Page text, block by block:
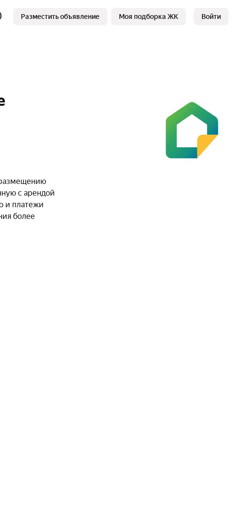
Разместить объявление Моя подборка ЖК Войти
с арендой
и платежи
более